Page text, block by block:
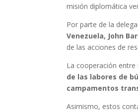
misión diplomática
​Por parte de la
Venezuela, John
de las acciones de
La cooperación entre
de las labores de
campamentos
​Asimismo, estos